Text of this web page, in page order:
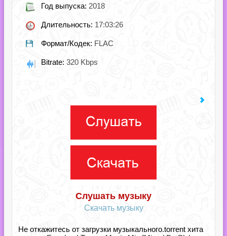
Год выпуска: 2018
Длительность: 17:03:26
Формат/Кодек: FLAC
Bitrate: 320 Kbps
Слушать музыку
Скачать музыку
Не откажитесь от загрузки музыкального.torrent хита